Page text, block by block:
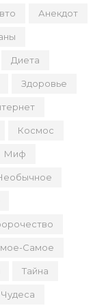
Анекдот
Диета
Здоровье
Космос
Миф
Самое
Тайна
Чудеса